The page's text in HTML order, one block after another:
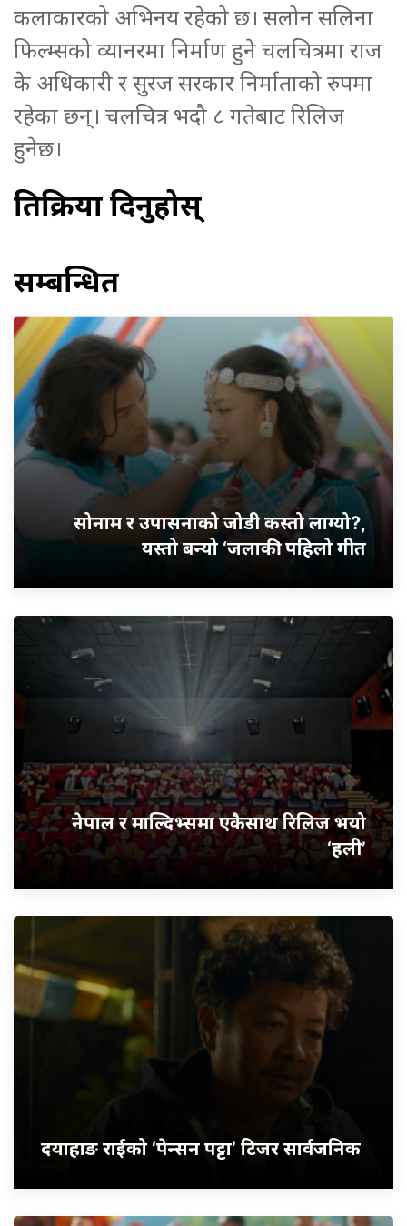
कलाकारको अभिनय रहेको छ। सलोन सलिना
फिल्म्सको व्यानरमा निर्माण हुने चलचित्रमा राज
के अधिकारी र सुरज सरकार निर्माताको रुपमा
रहेका छन्। चलचित्र भदौ ८ गतेबाट रिलिज
हुनेछ।
प्रतिक्रिया दिनुहोस्
सम्बन्धित
सोनाम र उपासनाको जोडी कस्तो लाग्यो?,
यस्तो बन्यो ‘जलाकी’ पहिलो गीत
नेपाल र माल्दिभ्समा एकैसाथ रिलिज भयो
‘हली’
दयाहाङ राईको ‘पेन्सन पट्टा’ टिजर सार्वजनिक